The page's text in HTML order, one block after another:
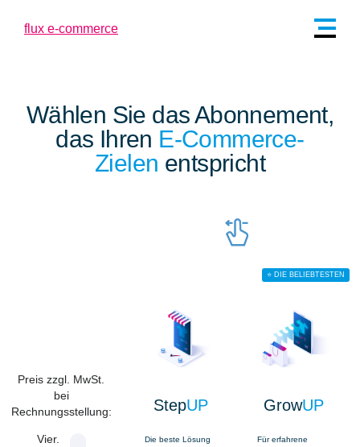
Wählen Sie das Abonnement,
das Ihren E-Commerce-
Zielen entspricht
Preis zzgl. MwSt.
bei
Rechnungsstellung:
Vier.
⭐ DIE BELIEBTESTEN
StepUP GrowUP
Die beste Lösung
Für erfahrene